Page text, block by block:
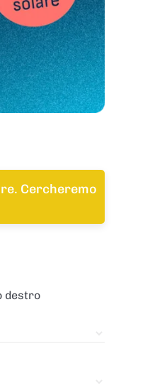
Cercheremo
destro